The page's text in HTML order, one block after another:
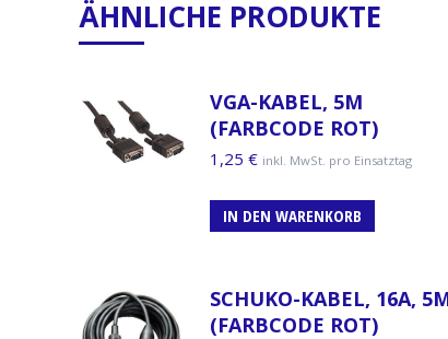
ÄHNLICHE PRODUKTE
VGA-KABEL, 5M
(FARBCODE ROT)
1,25 € inkl. MwSt. pro Einsatztag
IN DEN WARENKORB
SCHUKO-KABEL, 16A,
(FARBCODE ROT)